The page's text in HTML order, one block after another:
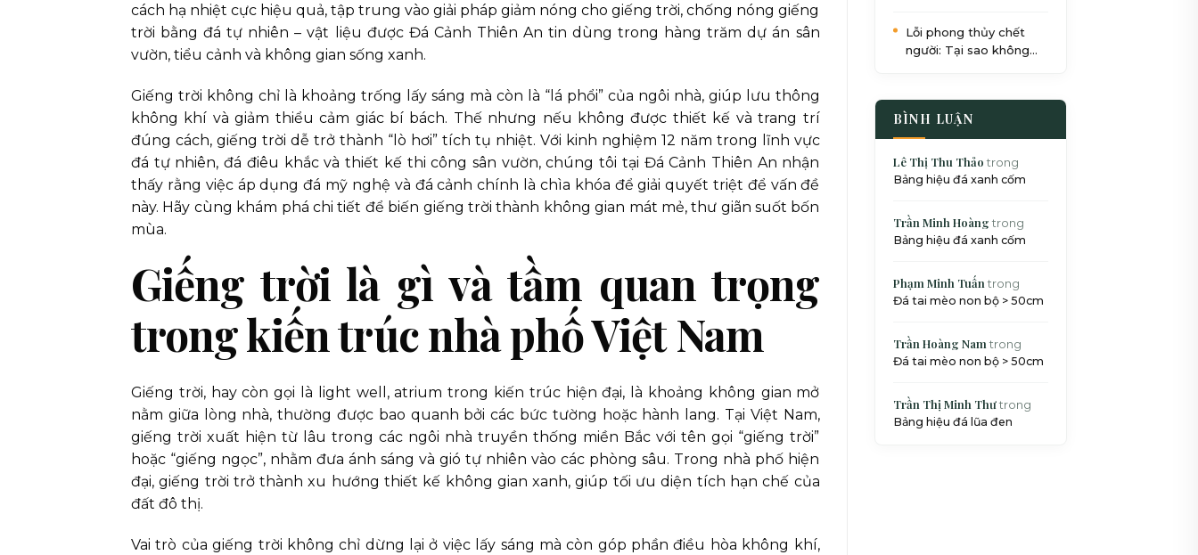
cách hạ nhiệt cực hiệu quả, tập trung vào giải pháp giảm nóng cho giếng trời, chống nóng giếng
trời bằng đá tự nhiên – vật liệu được Đá Cảnh Thiên An tin dùng trong hàng trăm dự án sân
vườn, tiểu cảnh và không gian sống xanh.
Giếng trời không chỉ là khoảng trống lấy sáng mà còn là “lá phổi” của ngôi nhà, giúp lưu thông
không khí và giảm thiểu cảm giác bí bách. Thế nhưng nếu không được thiết kế và trang trí
đúng cách, giếng trời dễ trở thành “lò hơi” tích tụ nhiệt. Với kinh nghiệm 12 năm trong lĩnh vực
đá tự nhiên, đá điêu khắc và thiết kế thi công sân vườn, chúng tôi tại Đá Cảnh Thiên An nhận
thấy rằng việc áp dụng đá mỹ nghệ và đá cảnh chính là chìa khóa để giải quyết triệt để vấn đề
này. Hãy cùng khám phá chi tiết để biến giếng trời thành không gian mát mẻ, thư giãn suốt bốn
mùa.
Giếng trời là gì và tầm quan trọng
trong kiến trúc nhà phố Việt Nam
Giếng trời, hay còn gọi là light well, atrium trong kiến trúc hiện đại, là khoảng không gian mở
nằm giữa lòng nhà, thường được bao quanh bởi các bức tường hoặc hành lang. Tại Việt Nam,
giếng trời xuất hiện từ lâu trong các ngôi nhà truyền thống miền Bắc với tên gọi “giếng trời”
hoặc “giếng ngọc”, nhằm đưa ánh sáng và gió tự nhiên vào các phòng sâu. Trong nhà phố hiện
đại, giếng trời trở thành xu hướng thiết kế không gian xanh, giúp tối ưu diện tích hạn chế của
đất đô thị.
Vai trò của giếng trời không chỉ dừng lại ở việc lấy sáng mà còn góp phần điều hòa không khí,
chuẩn SEO
Lỗi phong thủy chết
người: Tại sao không
BÌNH LUẬN
Lê Thị Thu Thảo trong
Bảng hiệu đá xanh cốm
Trần Minh Hoàng trong
Bảng hiệu đá xanh cốm
Phạm Minh Tuấn trong
Đá tai mèo non bộ > 50cm
Trần Hoàng Nam trong
Đá tai mèo non bộ > 50cm
Trần Thị Minh Thưtrong
Bảng hiệu đá lũa đen